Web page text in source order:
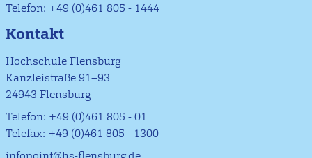
Telefon: +49 (0)461 805 - 1444
Kontakt
Hochschule Flensburg
Kanzleistraße 91–93
24943 Flensburg
Telefon: +49 (0)461 805 - 01
Telefax: +49 (0)461 805 - 1300